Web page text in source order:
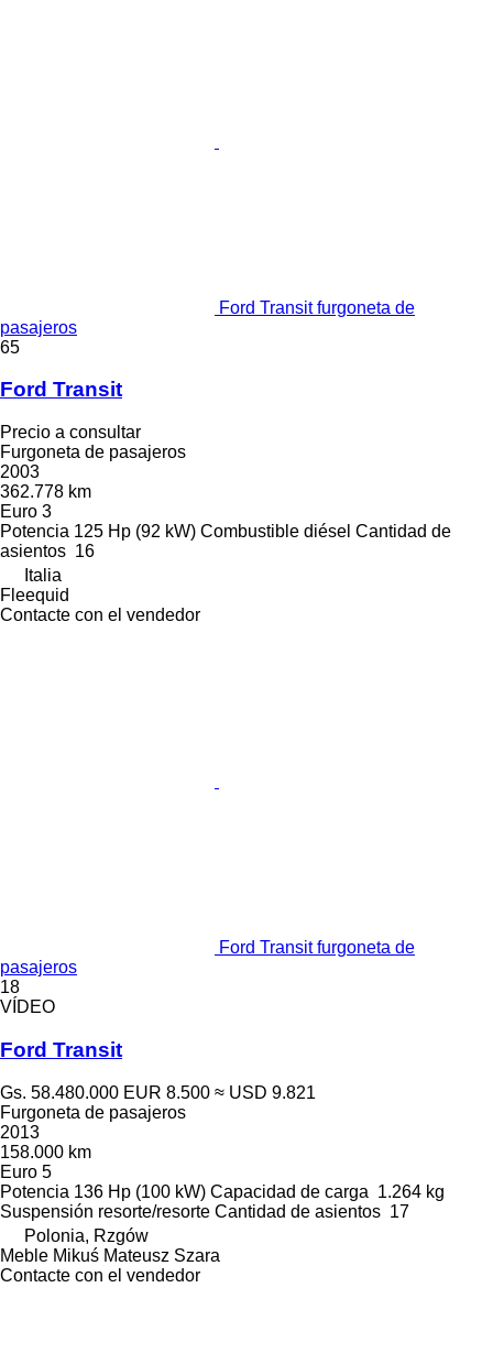
Ford Transit furgoneta de
pasajeros
65
Ford Transit
Precio a consultar
Furgoneta de pasajeros
2003
362.778 km
Euro 3
Potencia 125 Hp (92 kW) Combustible diésel Cantidad de
asientos 16
Italia
Fleequid
Contacte con el vendedor
Ford Transit furgoneta de
pasajeros
18
VÍDEO
Ford Transit
Gs. 58.480.000 EUR 8.500 ≈ USD 9.821
Furgoneta de pasajeros
2013
158.000 km
Euro 5
Potencia 136 Hp (100 kW) Capacidad de carga 1.264 kg
Suspensión resorte/resorte Cantidad de asientos 17
Polonia, Rzgów
Meble Mikuś Mateusz Szara
Contacte con el vendedor